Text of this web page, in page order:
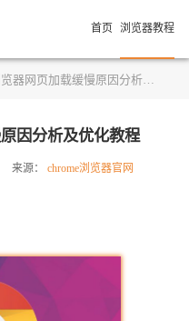
首页 浏览器教程
网页加载缓慢原因分析及优化教程
因分析及优化教程
来源： chrome浏览器官网